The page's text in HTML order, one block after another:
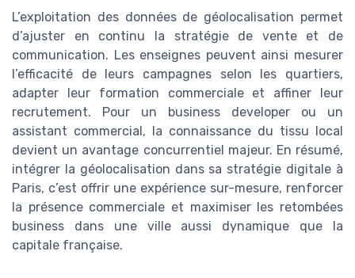
L’exploitation des données de géolocalisation permet
d’ajuster en continu la stratégie de vente et de
communication. Les enseignes peuvent ainsi mesurer
l’efficacité de leurs campagnes selon les quartiers,
adapter leur formation commerciale et affiner leur
recrutement. Pour un business developer ou un
assistant commercial, la connaissance du tissu local
devient un avantage concurrentiel majeur. En résumé,
intégrer la géolocalisation dans sa stratégie digitale à
Paris, c’est offrir une expérience sur-mesure, renforcer
la présence commerciale et maximiser les retombées
business dans une ville aussi dynamique que la
capitale française.